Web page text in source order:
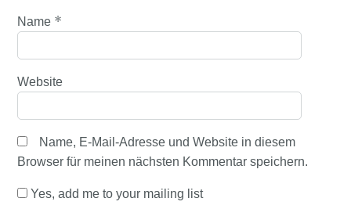
Name *
Website
Name, E-Mail-Adresse und Website in diesem
Browser für meinen nächsten Kommentar speichern.
Yes, add me to your mailing list